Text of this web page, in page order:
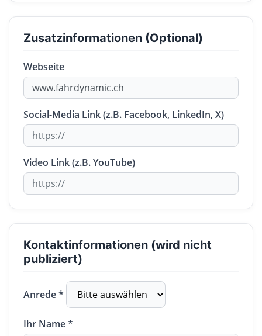
Zusatzinformationen (Optional)
Webseite
Social-Media Link (z.B. Facebook, LinkedIn, X)
Video Link (z.B. YouTube)
Kontaktinformationen (wird nicht
publiziert)
Anrede *
Ihr Name *